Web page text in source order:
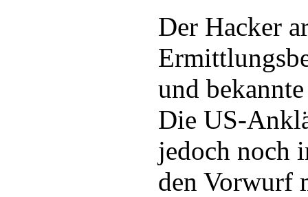
Der Hacker
und
Die US-
jedoch noch
den Vorwurf